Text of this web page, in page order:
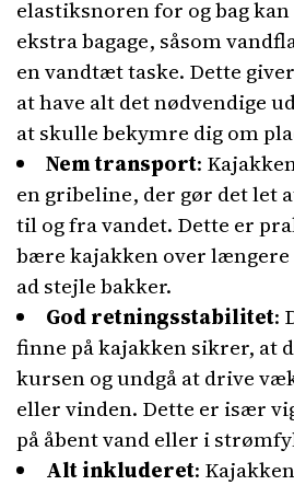
elastiksnoren for og bag
ekstra bagage, såsom
en vandtæt taske. Dette
at have alt det nødvendige
at skulle bekymre dig om
Nem transport:
en gribeline, der gør det let
til og fra vandet. Dette er
bære kajakken over længere
ad stejle bakker.
God retningsstabilitet:
finne på kajakken sikrer, at
kursen og undgå at drive
eller vinden. Dette er især
på åbent vand eller i
Alt inkluderet: